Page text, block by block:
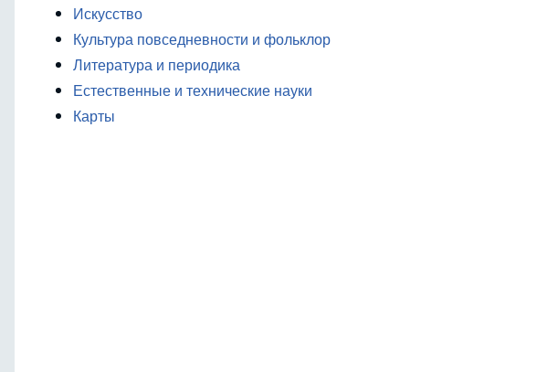
Искусство
Культура повседневности и фольклор
Литература и периодика
Естественные и технические науки
Карты